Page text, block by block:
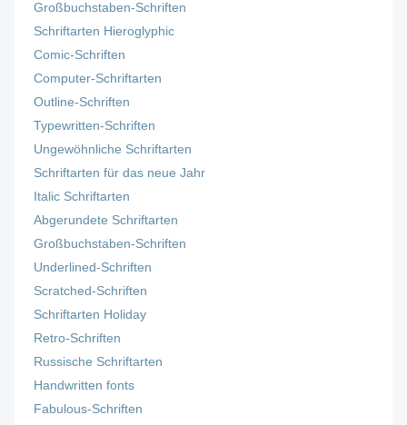
Großbuchstaben-Schriften
Schriftarten Hieroglyphic
Comic-Schriften
Computer-Schriftarten
Outline-Schriften
Typewritten-Schriften
Ungewöhnliche Schriftarten
Schriftarten für das neue Jahr
Italic Schriftarten
Abgerundete Schriftarten
Großbuchstaben-Schriften
Underlined-Schriften
Scratched-Schriften
Schriftarten Holiday
Retro-Schriften
Russische Schriftarten
Handwritten fonts
Fabulous-Schriften